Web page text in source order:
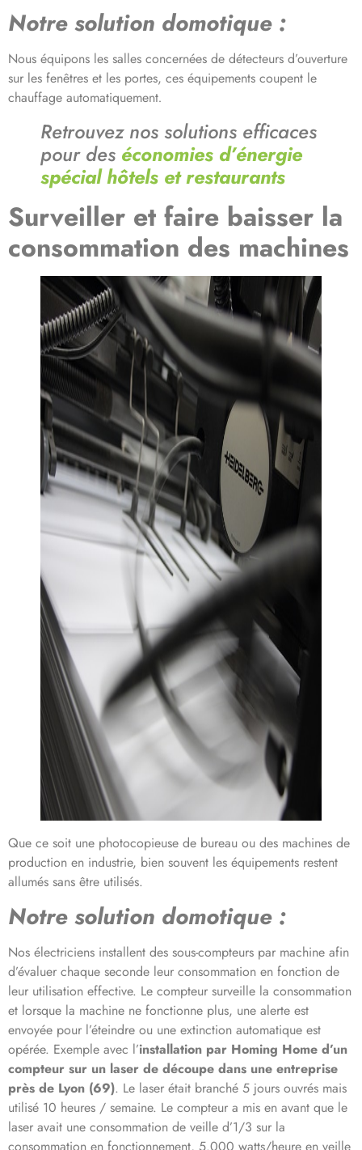
Notre solution domotique :
Nous équipons les salles concernées de détecteurs d’ouverture
sur les fenêtres et les portes, ces équipements coupent le
chauffage automatiquement.
Retrouvez nos solutions efficaces
pour des économies d’énergie
spécial hôtels et restaurants
Surveiller et faire baisser la
consommation des machines
Que ce soit une photocopieuse de bureau ou des machines de
production en industrie, bien souvent les équipements restent
allumés sans être utilisés.
Notre solution domotique :
Nos électriciens installent des sous-compteurs par machine afin
d’évaluer chaque seconde leur consommation en fonction de
leur utilisation effective. Le compteur surveille la consommation
et lorsque la machine ne fonctionne plus, une alerte est
envoyée pour l’éteindre ou une extinction automatique est
opérée. Exemple avec l’installation par Homing Home d’un
compteur sur un laser de découpe dans une entreprise
près de Lyon (69). Le laser était branché 5 jours ouvrés mais
utilisé 10 heures / semaine. Le compteur a mis en avant que le
laser avait une consommation de veille d’1/3 sur la